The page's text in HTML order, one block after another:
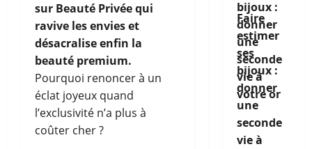
sur Beauté Privée qui
ravive les envies et
désacralise enfin la
beauté premium.
Pourquoi renoncer à un
éclat joyeux quand
l’exclusivité n’a plus à
coûter cher ?
Faire
estimer
ses
bijoux :
donner
une
seconde
vie à